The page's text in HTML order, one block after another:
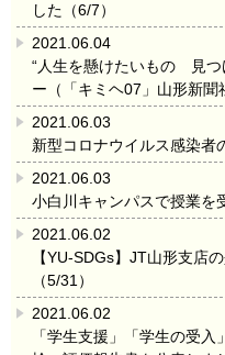
した（6/7）
2021.06.04
“人生を懸けたいもの 見つ
ー（「キミヘ07」山形新聞
2021.06.03
新型コロナウイルス感染者
2021.06.03
小白川キャンパスで授業を
2021.06.02
【YU-SDGs】JT山形支店
（5/31）
2021.06.02
「学生支援」「学生の受